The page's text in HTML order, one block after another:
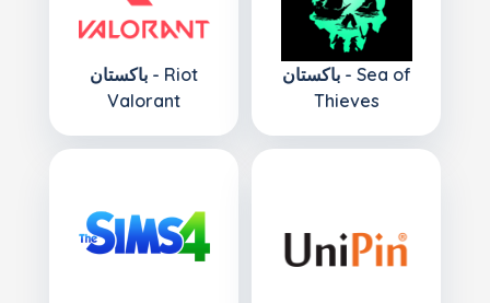
باكستان - Riot
Valorant
باكستان - Sea of
Thieves